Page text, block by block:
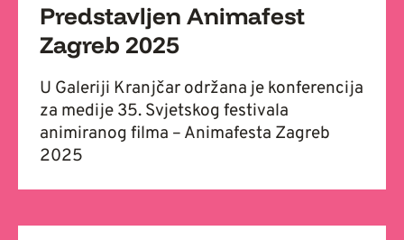
Predstavljen Animafest
Zagreb 2025
U Galeriji Kranjčar održana je konferencija
za medije 35. Svjetskog festivala
animiranog filma – Animafesta Zagreb
2025